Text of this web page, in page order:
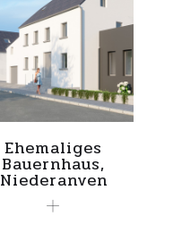
Ehemaliges
Bauernhaus,
Niederanven